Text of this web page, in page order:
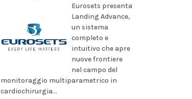
Eurosets presenta
Landing Advance,
un sistema
completo e
intuitivo che apre
nuove frontiere
nel campo del
monitoraggio multiparametrico in
cardiochirurgia...